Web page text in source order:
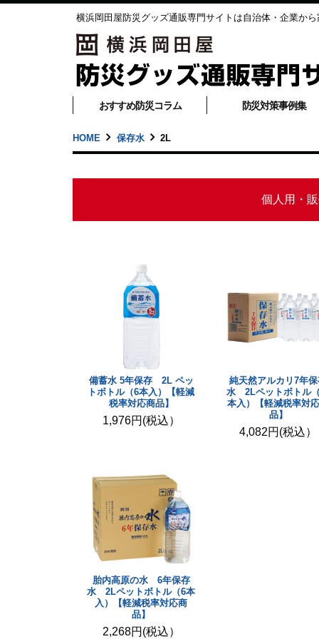
横浜岡田屋防災グッズ通販専門サイトは自治体・企業か
おすすめ防災コラム 防災対策事例集
HOME 保存水 2L
個人用・
備蓄水 5年保存 2L ペッ
トボトル（6本入）【軽減
税率対応商品】
1,976円(税込）
純天然アルカリ7年
水 2Lペットボトル
本入）【軽減税率対
品】
4,082円(税込）
胎内高原の水 6年保存
水 2Lペットボトル（6本
入）【軽減税率対応商
品】
2,268円(税込）